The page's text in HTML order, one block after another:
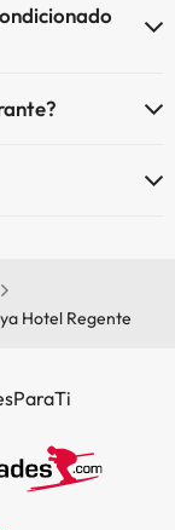
Hotel Regente